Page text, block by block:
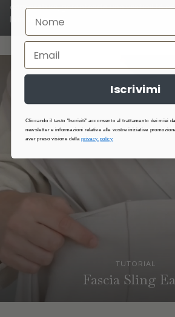
corporature, garantendo una vestibilità
la indossa.
TUTORIAL
Fascia Sling
Iscrivimi
Cliccando il tasto "Iscriviti" acconsento al trattamento dei miei
newsletter e informazioni relative alle vostre iniziative
aver preso visione dellaprivacy policy